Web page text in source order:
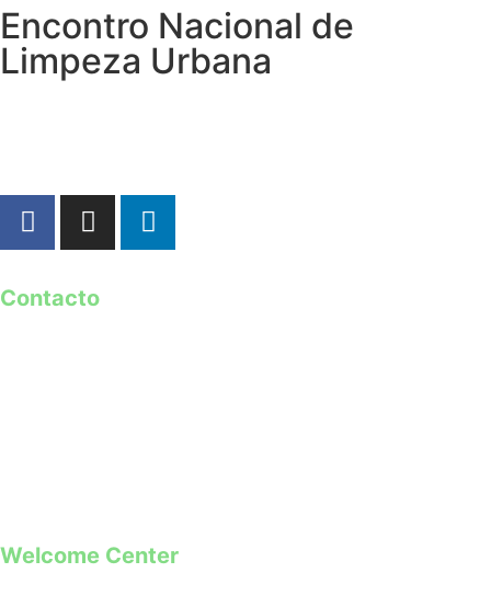
Encontro Nacional de
Limpeza Urbana
Contacto
Welcome Center